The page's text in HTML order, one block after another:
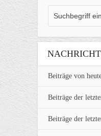
Beiträge von
Beiträge der
Beiträge der